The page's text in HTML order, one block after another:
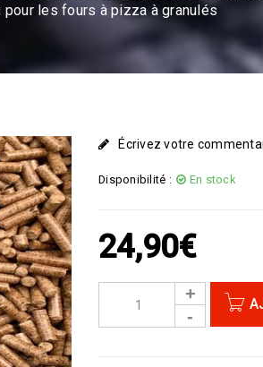
les fours à pizza à granulés
Écrivez votre
Disponibilité : En stock
24,90€